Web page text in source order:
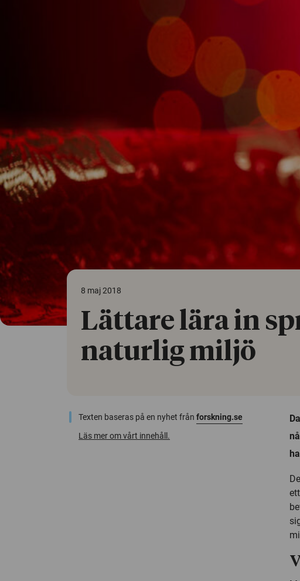
8 maj 2018
Lättare lära in
naturlig miljö
Texten baseras på en nyhet från forskning.se
Läs mer om vårt innehåll.